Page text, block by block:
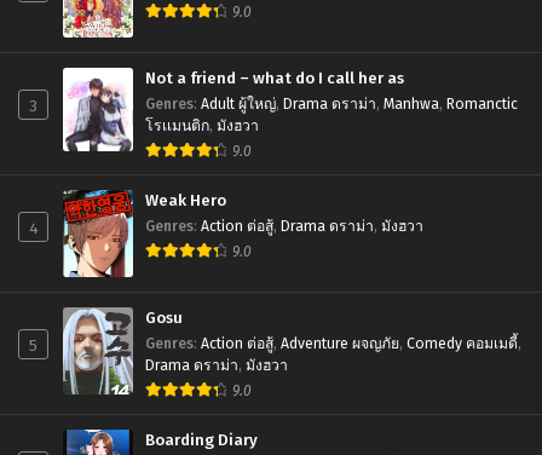
Chapter 0.1
9.0
3
Not a friend – what do I call her as
Genres: Adult ผู้ใหญ่, Drama ดราม่า, Manhwa, Romanctic
โรเเมนติก, มังฮวา
9.0
4
Weak Hero
Genres: Action ต่อสู้, Drama ดราม่า, มังฮวา
9.0
5
Gosu
Genres: Action ต่อสู้, Adventure ผจญภัย, Comedy คอมเมดี้,
Drama ดราม่า, มังฮวา
9.0
Boarding Diary